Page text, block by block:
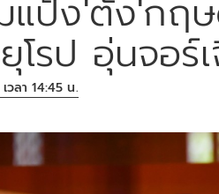
แป้ง'ตั้ง'กฤ
รป อุ่นจอร์เ
วลา 14:45 น.